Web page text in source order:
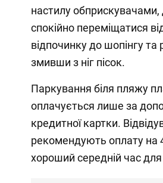
настилу обприскувачами,
спокійно переміщатися
відпочинку до шопінгу та
змивши з ніг пісок.
Паркування біля пляжу
оплачується лише за
кредитної картки.
рекомендують оплату на
хороший середній час